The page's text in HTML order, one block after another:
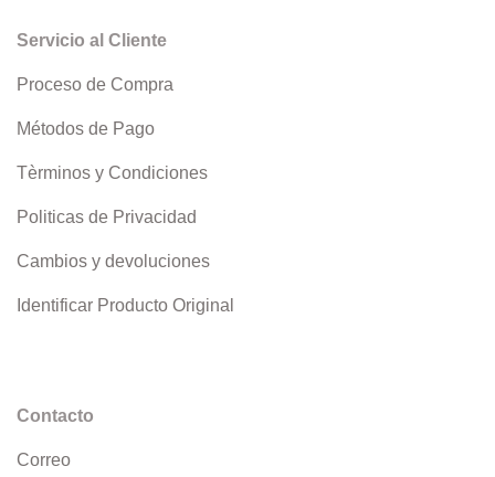
Servicio al Cliente
Proceso de Compra
Métodos de Pago
Tèrminos y Condiciones
Politicas de Privacidad
Cambios y devoluciones
Identificar Producto Original
Contacto
Correo